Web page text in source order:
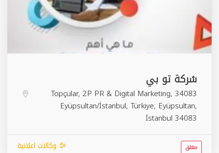
شركة تو بي
Topçular, 2P PR & Digital Marketing, 34083
Eyüpsultan/İstanbul, Türkiye, Eyüpsultan,
İstanbul 34083
وكالات اعلانية مغلق